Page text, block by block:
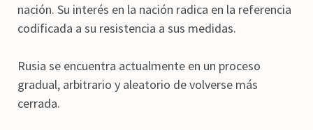
nación. Su interés en la nación radica en la referencia
codificada a su resistencia a sus medidas.
Rusia se encuentra actualmente en un proceso
gradual, arbitrario y aleatorio de volverse más
cerrada.